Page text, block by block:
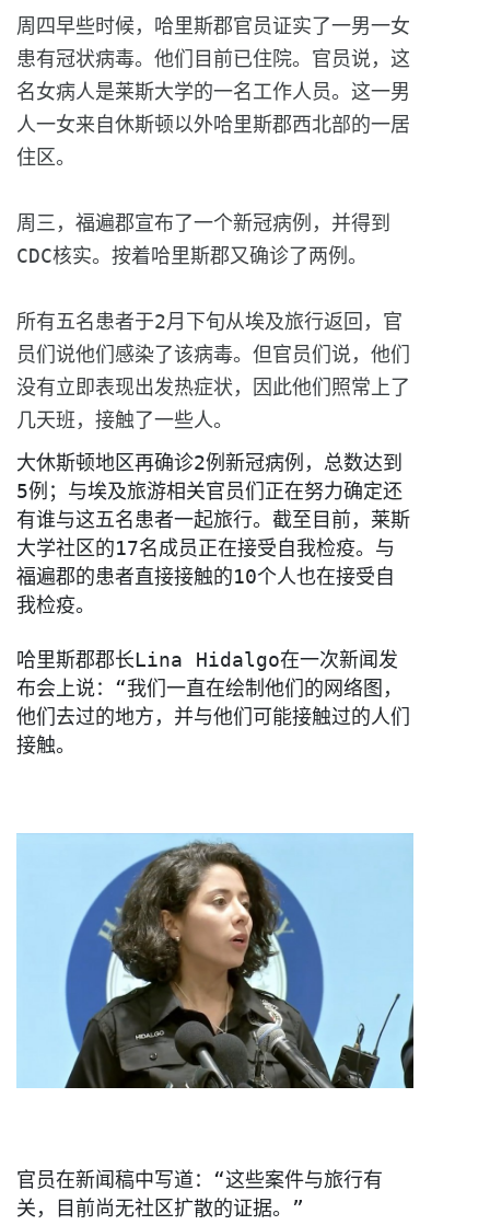
周四早些时候，哈里斯郡官员证实了一男一女
患有冠状病毒。 他们目前已住院。官员说，这
名女病人是莱斯大学的一名工作人员。 这一男
人一女来自休斯顿以外哈里斯郡西北部的一居
住区。
周三，福遍郡宣布了一个新冠病例，并得到
CDC核实。 按着哈里斯郡又确诊了两例。
所有五名患者于2月下旬从埃及旅行返回， 官
员们说他们感染了该病毒。但官员们说， 他们
没有立即表现出发热症状，因此他们照常上了
几天班， 接触了一些人。
大休斯顿地区再确诊2例新冠病例，总数达到
5例；与埃及旅游相关官员们正在努力确定还
有谁与这五名患者一起旅行。截至目前， 莱斯
大学社区的17名成员正在接受自我检疫。 与
福遍郡的患者直接接触的10个人也在接受自
我检疫。
哈里斯郡郡长Lina Hidalgo在一次新闻发
布会上说：“我们一直在绘制他们的网络图，
他们去过的地方， 并与他们可能接触过的人们
接触。
官员在新闻稿中写道：“这些案件与旅行有
关，
目前尚无社区扩散的证据。”